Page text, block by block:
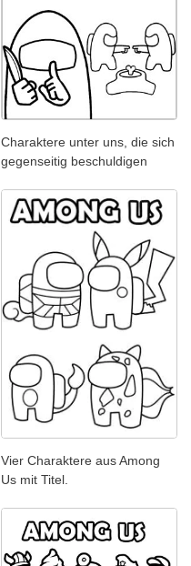
Charaktere unter uns, die sich
gegenseitig beschuldigen
Vier Charaktere aus Among
Us mit Titel.